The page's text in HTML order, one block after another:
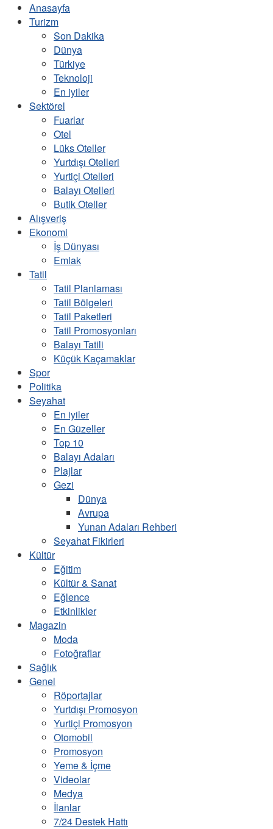
Anasayfa
Turizm
Son Dakika
Dünya
Türkiye
Teknoloji
En iyiler
Sektörel
Fuarlar
Otel
Lüks Oteller
Yurtdışı Otelleri
Yurtiçi Otelleri
Balayı Otelleri
Butik Oteller
Alışveriş
Ekonomi
İş Dünyası
Emlak
Tatil
Tatil Planlaması
Tatil Bölgeleri
Tatil Paketleri
Tatil Promosyonları
Balayı Tatili
Küçük Kaçamaklar
Spor
Politika
Seyahat
En iyiler
En Güzeller
Top 10
Balayı Adaları
Plajlar
Gezi
Dünya
Avrupa
Yunan Adaları Rehberi
Seyahat Fikirleri
Kültür
Eğitim
Kültür & Sanat
Eğlence
Etkinlikler
Magazin
Moda
Fotoğraflar
Sağlık
Genel
Röportajlar
Yurtdışı Promosyon
Yurtiçi Promosyon
Otomobil
Promosyon
Yeme & İçme
Videolar
Medya
İlanlar
7/24 Destek Hattı